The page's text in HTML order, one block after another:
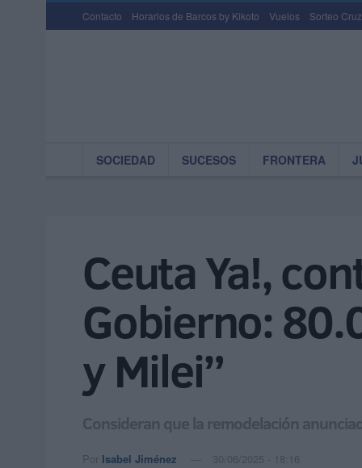
Contacto Horarios de Barcos by Kikoto Vuelos Sorteo
SOCIEDAD SUCESOS FRONTERA
Ceuta Ya!,
Gobierno:
y Milei”
Consideran que la remodelación
Por Isabel Jiménez 30/06/2025 - 18:16